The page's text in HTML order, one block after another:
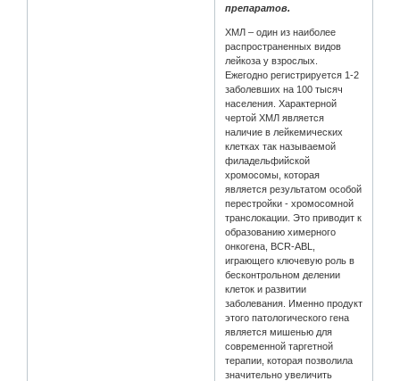
препаратов.
ХМЛ – один из наиболее
распространенных видов
лейкоза у взрослых.
Ежегодно регистрируется 1-2
заболевших на 100 тысяч
населения. Характерной
чертой ХМЛ является
наличие в лейкемических
клетках так называемой
филадельфийской
хромосомы, которая
является результатом особой
перестройки - хромосомной
транслокации. Это приводит к
образованию химерного
онкогена, BCR-ABL,
играющего ключевую роль в
бесконтрольном делении
клеток и развитии
заболевания. Именно продукт
этого патологического гена
является мишенью для
современной таргетной
терапии, которая позволила
значительно увеличить